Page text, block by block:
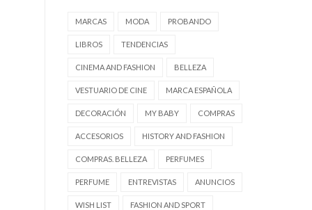
MARCAS MODA PROBANDO
LIBROS TENDENCIAS
CINEMA AND FASHION BELLEZA
VESTUARIO DE CINE MARCA ESPAÑOLA
DECORACIÓN MY BABY COMPRAS
ACCESORIOS HISTORY AND FASHION
COMPRAS. BELLEZA PERFUMES
PERFUME ENTREVISTAS ANUNCIOS
WISH LIST FASHION AND SPORT